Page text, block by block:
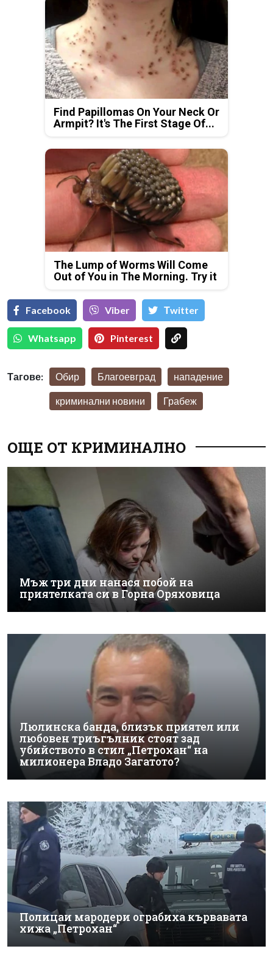
Find Papillomas On Your Neck Or
Armpit? It's The First Stage Of...
The Lump of Worms Will Come
Out of You in The Morning. Try it
Facebook Viber Тwitter
Whatsapp Pinterest
Тагове: Обир Благоевград нападение
криминални новини Грабеж
ОЩЕ ОТ КРИМИНАЛНО
Мъж три дни нанася побой на
приятелката си в Горна Оряховица
Люлинска банда, близък приятел или
любовен триъгълник стоят зад
убийството в стил „Петрохан“ на
милионера Владо Загатото?
Полицаи мародери ограбиха кървавата
хижа „Петрохан“